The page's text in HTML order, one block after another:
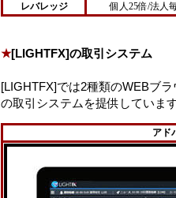
レバレッジ
個人25倍/法人
★[LIGHTFX]の取引システム
[LIGHTFX]では2種類のWEBブ
の取引システムを提供していま
アド